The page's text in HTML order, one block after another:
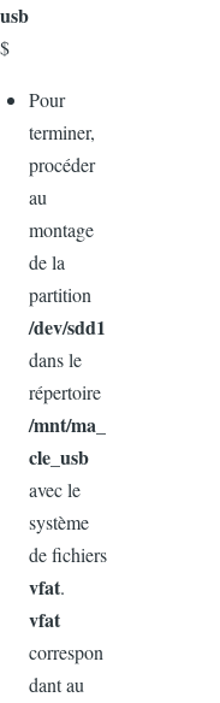
usb
$
Pour
terminer,
procéder
au
montage
de la
partition
/dev/sdd1
dans le
répertoire
/mnt/ma_
cle_usb
avec le
système
de fichiers
vfat.
vfat
correspon
dant au